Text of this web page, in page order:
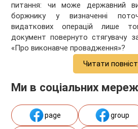
питання: чи може державний
боржнику у визначенні
видаткових операцій лише
документ повернуто стягувачу
«Про виконавче провадження»?
Читати
Ми в соціальних
page group